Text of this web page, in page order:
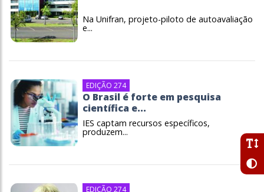
Na Unifran, projeto-piloto de autoavaliação
e...
EDIÇÃO 274
O Brasil é forte em pesquisa
científica e...
IES captam recursos específicos,
produzem...
EDIÇÃO 274